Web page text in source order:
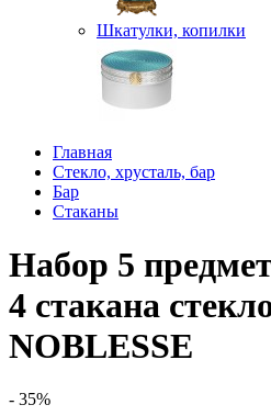
Шкатулки, копилки
Главная
Стекло, хрусталь, бар
Бар
Стаканы
Набор 5
4 стакана
NOBLESSE
- 35%